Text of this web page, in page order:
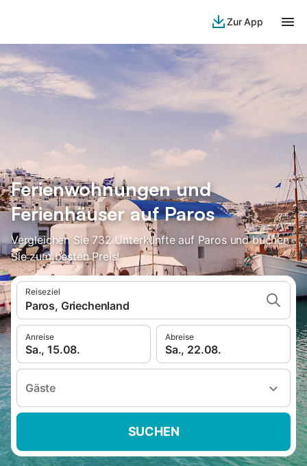
Zur App
Ferienwohnungen und
Ferienhäuser auf Paros
Vergleichen Sie 732 Unterkünfte auf Paros und buchen
Sie zum besten Preis!
Reiseziel
Paros, Griechenland
Anreise
Sa., 15.08.
Abreise
Sa., 22.08.
Gäste
SUCHEN